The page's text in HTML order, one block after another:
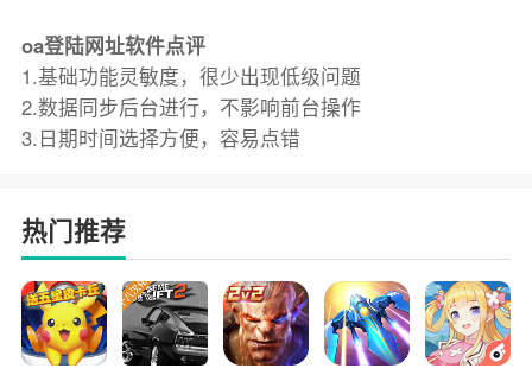
oa登陆网址软件点评
1.基础功能灵敏度，很少出现低级问题
2.数据同步后台进行，不影响前台操作
3.日期时间选择方便，容易点错
热门推荐